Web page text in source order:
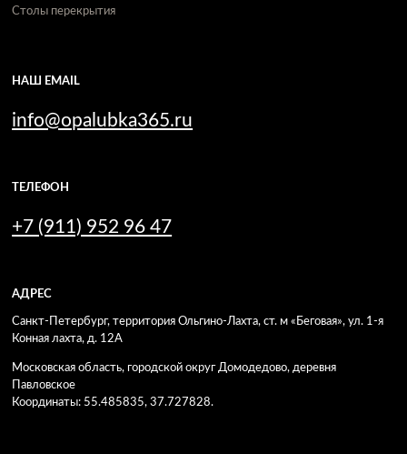
Столы перекрытия
НАШ EMAIL
info@opalubka365.ru
ТЕЛЕФОН
+7 (911) 952 96 47
АДРЕС
Санкт-Петербург, территория Ольгино-Лахта, ст. м «Беговая», ул. 1-я
Конная лахта, д. 12А
Московская область, городской округ Домодедово, деревня
Павловское
Координаты: 55.485835, 37.727828.